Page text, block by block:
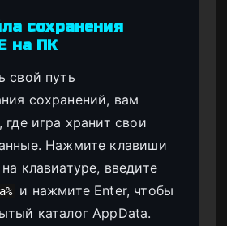
сохранения
на ПК
свой путь
сохранений, вам
игра хранит свои
Нажмите клавиши
клавиатуре, введите
и нажмите Enter, чтобы
каталог AppData.